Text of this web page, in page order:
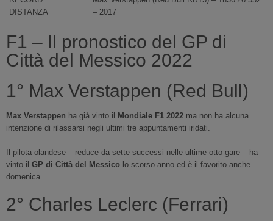
DISTANZA
– 2017
F1 – Il pronostico del GP di
Città del Messico 2022
1° Max Verstappen (Red Bull)
Max Verstappen ha già vinto il Mondiale F1 2022 ma non ha alcuna
intenzione di rilassarsi negli ultimi tre appuntamenti iridati.
Il pilota olandese – reduce da sette successi nelle ultime otto gare – ha
vinto il GP di Città del Messico lo scorso anno ed è il favorito anche
domenica.
2° Charles Leclerc (Ferrari)